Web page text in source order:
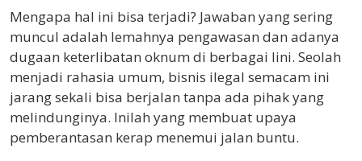
Mengapa hal ini bisa terjadi? Jawaban yang sering
muncul adalah lemahnya pengawasan dan adanya
dugaan keterlibatan oknum di berbagai lini. Seolah
menjadi rahasia umum, bisnis ilegal semacam ini
jarang sekali bisa berjalan tanpa ada pihak yang
melindunginya. Inilah yang membuat upaya
pemberantasan kerap menemui jalan buntu.